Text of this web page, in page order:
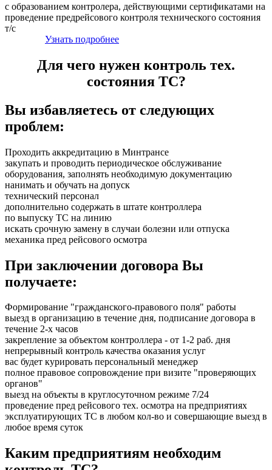
с образованием контролера, действующими сертификатами на
проведение предрейсового контроля технического состояния
т/с
Узнать подробнее
Для чего нужен контроль тех.
состояния ТС?
Вы избавляетесь от следующих
проблем:
Проходить аккредитацию в Минтрансе
закупать и проводить периодическое обслуживание
оборудования, заполнять необходимую документацию
нанимать и обучать на допуск
технический персонал
дополнительно содержать в штате контроллера
по выпуску ТС на линию
искать срочную замену в случаи болезни или отпуска
механика пред рейсового осмотра
При заключении договора Вы
получаете:
Формирование "гражданского-правового поля" работы
выезд в организацию в течение дня, подписание договора в
течение 2-х часов
закрепление за объектом контроллера - от 1-2 раб. дня
непрерывный контроль качества оказания услуг
вас будет курировать персональный менеджер
полное правовое сопровождение при визите "проверяющих
органов"
выезд на объекты в круглосуточном режиме 7/24
проведение пред рейсового тех. осмотра на предприятиях
эксплуатирующих ТС в любом кол-во и совершающие выезд в
любое время суток
Каким предприятиям необходим